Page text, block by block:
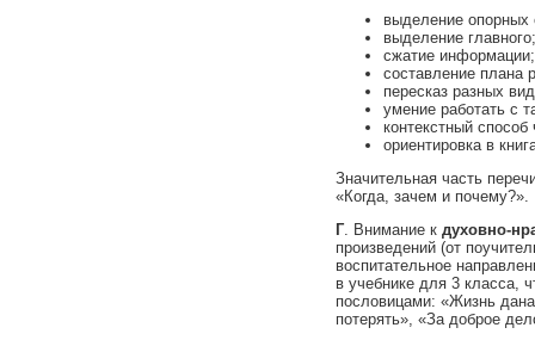
выделение опорных
выделение главного;
сжатие информации;
составление плана
пересказ разных
умение работать с
контекстный способ
ориентировка в
Значительная часть
«Когда, зачем и почему?».
Г . Внимание к духовно-
произведений (от
воспитательное
в учебнике для 3 класса,
пословицами: «Жизнь
потерять», «За доброе